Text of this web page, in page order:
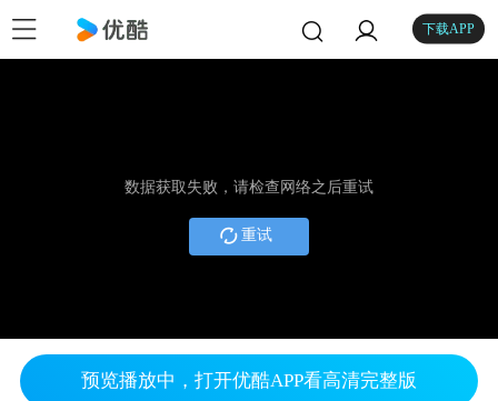
下载APP
数据获取失败，请检查网络之后重试
重试
预览播放中，打开优酷APP看高清完整版